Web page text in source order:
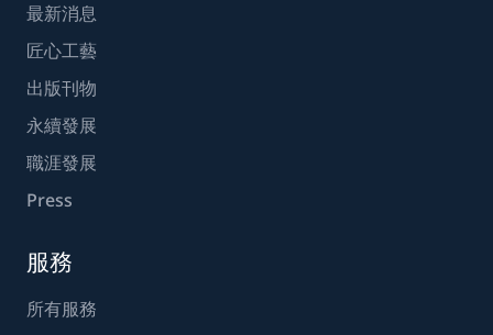
最新消息
匠心工藝
出版刊物
永續發展
職涯發展
Press
服務
所有服務